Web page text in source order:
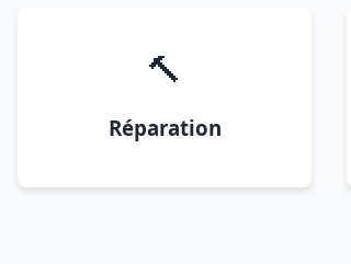
🔨
Réparation